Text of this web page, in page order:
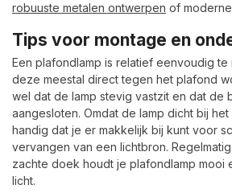
robuuste metalen ontwerpen of
Tips voor montage en
Een plafondlamp is relatief eenvoudig te
deze meestal direct tegen het plafond
wel dat de lamp stevig vastzit en dat de
aangesloten. Omdat de lamp dicht bij
handig dat je er makkelijk bij kunt voor
vervangen van een lichtbron.
zachte doek houdt je plafondlamp mooi
licht.